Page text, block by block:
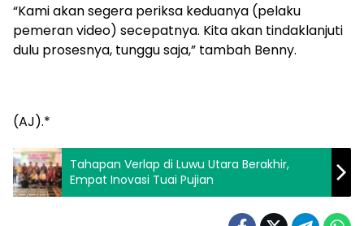
“Kami akan segera periksa keduanya (pelaku
pemeran video) secepatnya. Kita akan tindaklanjuti
dulu prosesnya, tunggu saja,” tambah Benny.
(AJ).*
Tahapan Verlap di Luwu Utara Berakhir,
Empat Inovasi Tuai Pujian